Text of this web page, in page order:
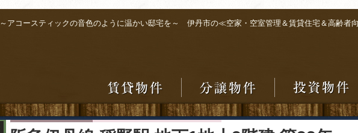
～アコースティックの音色のように温かい邸宅を～ 伊丹市の≪空家・空室管理＆賃貸住宅＆高齢者